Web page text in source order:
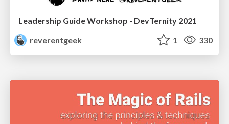
Leadership Guide Workshop - DevTernity 2021
reverentgeek
1 330